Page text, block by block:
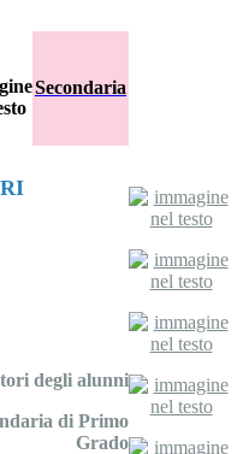
Secondaria
degli alunni
di Primo
Grado